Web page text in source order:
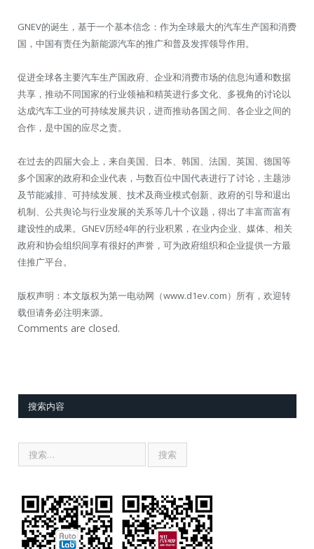
GNEV的诞生，基于一个基本信念：作为全球最大的汽车生产国和消费
国，中国有责任为新能源汽车的推广和普及发挥领导作用。
促进全球各主要汽车生产国政府、企业和消费市场的信息沟通和数据
共享，推动不同国家的行业领袖和精英进行多文化、多视角的讨论以
达成汽车工业的可持续发展共识，进而推动各国之间、各企业之间的
合作，是中国的应尽之责。
在过去的四届大会上，来自美国、日本、韩国、法国、英国、德国等
多个国家的政府和企业代表，与数百位中国代表进行了讨论，主题涉
及节能减排、可持续发展、技术及商业模式创新、政府的引导和退出
机制、公共舆论与行业发展的关系等几十个议题，得出了丰富而富有
建设性的成果。GNEV历经4年的行业积累，在业内企业、媒体、相关
政府和协会组织间享有很好的声誉，可为政府组织和企业提供一方最
佳推广平台。
版权声明：本文版权为第一电动网（www.d1ev.com）所有，欢迎转
载但请务必注明来源。
Comments are closed.
搜索内容